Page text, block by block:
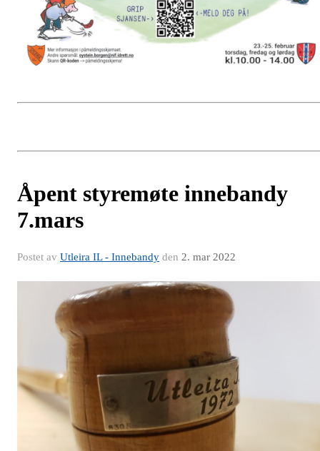
Åpent styremøte innebandy
7.mars
Postet av Utleira IL - Innebandy den 2. mar 2022